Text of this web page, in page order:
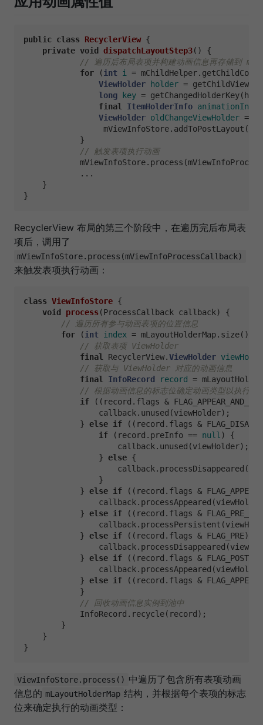
public class RecyclerView {
private void dispatchLayoutStep3()
{
// 遍历后布局表项并构建动画信息再存储到
for (int i =
ViewHolder
holder =
long
key =
final
ItemHolderInfo animationInfo
ViewHolder oldChangeViewHolder =
            }
// 触发表项执行动画
            ...
    }
RecyclerView 布局的第三个阶段中，在遍历完后布局表
项后，调用了
mViewInfoStore.process(mViewInfoProcessCallback)
来触发表项执行动画：
class ViewInfoStore {
void
process(ProcessCallback callback)
{
// 遍历所有参与动画表项的位置信息
for (int index = mLayoutHolderMap.size() -
// 获取表项 ViewHolder
final
RecyclerView.ViewHolder
// 获取与 ViewHolder 对应的动画信息
final
InfoRecord record =
// 根据动画信息的标志位确定动画类型以执行
if ((record.flags &
                callback.unused(viewHolder);
            }
else if ((record.flags &
if (record.preInfo == null ) {
                    callback.unused(viewHolder);
                }
else {
                }
            }
else if ((record.flags &
            }
else if ((record.flags &
            }
else if ((record.flags & FLAG_PRE)
            }
else if ((record.flags & FLAG_POST)
            }
else if ((record.flags &
            }
// 回收动画信息实例到池中
            InfoRecord.recycle(record);
        }
    }
ViewInfoStore.process() 中遍历了包含所有表项动画
信息的 mLayoutHolderMap 结构，并根据每个表项的标志
位来确定执行的动画类型：